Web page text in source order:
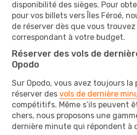
disponibilité des sièges. Pour
pour vos billets vers Îles Féroé,
de réserver dès que vous
correspondant à votre budget.
Réserver des vols de
Opodo
Sur Opodo, vous avez toujours la
réserver des vols de dernière
compétitifs. Même s’ils peuvent
chers, nous proposons une
dernière minute qui répondent à